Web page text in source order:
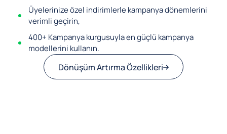
Üyelerinize özel indirimlerle kampanya dönemlerini
verimli geçirin,
400+ Kampanya kurgusuyla en güçlü kampanya
modellerini kullanın.
Dönüşüm Artırma Özellikleri